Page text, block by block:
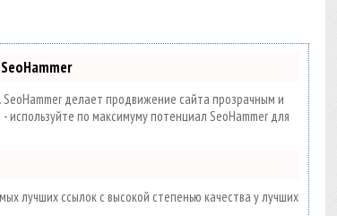
SeoHammer делает продвижение сайта прозрачным и
используйте по максимуму потенциал SeoHammer для
лучших ссылок с высокой степенью качества у лучших